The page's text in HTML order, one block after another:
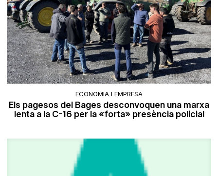
ECONOMIA I EMPRESA
Els pagesos del Bages desconvoquen una marxa
lenta a la C-16 per la «forta» presència policial